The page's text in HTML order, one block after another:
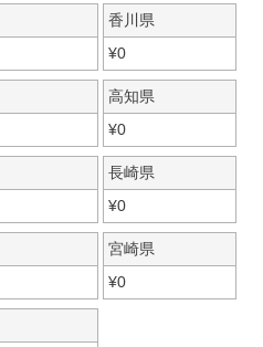
香川県
¥0
高知県
¥0
長崎県
¥0
宮崎県
¥0